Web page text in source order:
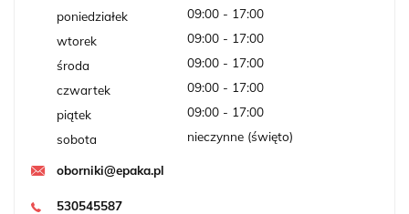
poniedziałek
09:00 - 17:00
wtorek
09:00 - 17:00
środa
09:00 - 17:00
czwartek
09:00 - 17:00
piątek
09:00 - 17:00
sobota
nieczynne (święto)
oborniki@epaka.pl
530545587